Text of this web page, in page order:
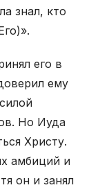
знал, кто
его в
ему
Но Иуда
Христу.
амбиций и
он и занял